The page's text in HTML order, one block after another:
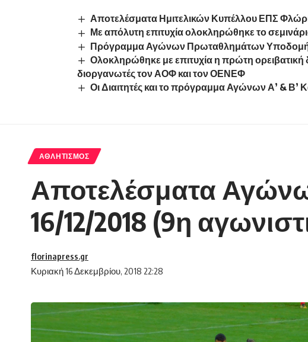
Αποτελέσματα Ημιτελικών Κυπέλλου ΕΠΣ
Με απόλυτη επιτυχία ολοκληρώθηκε το
Πρόγραμμα Αγώνων Πρωταθλημάτων Υποδομής
Ολοκληρώθηκε με επιτυχία η πρώτη
διοργανωτές τον ΑΟΦ και τον ΟΕΝΕΦ
Οι Διαιτητές και το πρόγραμμα Αγώνων Α’ &
ΑΘΛΗΤΙΣΜΌΣ
Αποτελέσματα
16/12/2018 (9η
Κυριακή 16 Δεκεμβρίου, 2018 22:28
florinapress.gr